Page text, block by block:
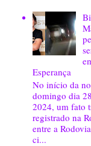
Esperança
No início da
domingo dia
2024, um fato
registrado na
entre a
ci...